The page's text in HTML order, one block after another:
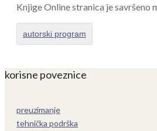
Knjige Online stranica je savršeno
autorski program
korisne poveznice
preuzimanje
tehnička podrška